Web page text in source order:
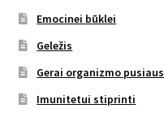
Emocinei būklei
Geležis
Gerai organizmo
Imunitetui stiprinti